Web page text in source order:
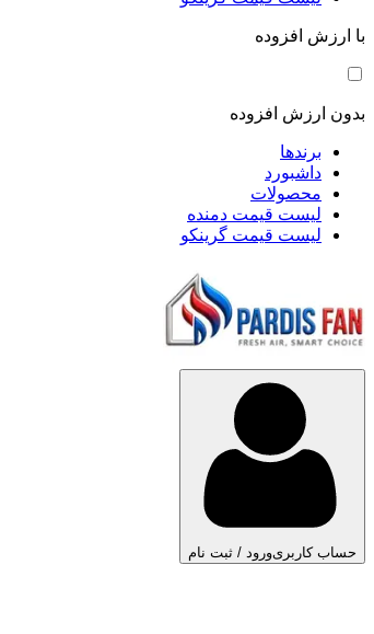
با ارزش افزوده
بدون ارزش افزوده
برندها
داشبورد
محصولات
لیست قیمت دمنده
لیست قیمت گرینکو
حساب کاربریورود / ثبت نام